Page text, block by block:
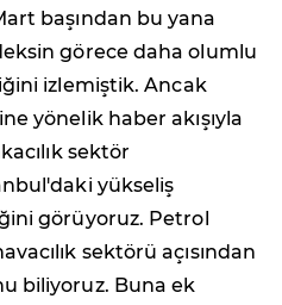
başından bu yana
görece daha olumlu
izlemiştik. Ancak
yönelik haber akışıyla
sektör
yükseliş
görüyoruz. Petrol
sektörü açısından
biliyoruz. Buna ek